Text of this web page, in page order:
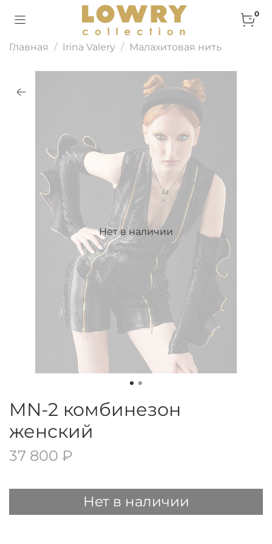
0
Главная Irina Valery Малахитовая нить
Нет в наличии
MN-2 комбинезон
женский
37 800 ₽
Нет в наличии